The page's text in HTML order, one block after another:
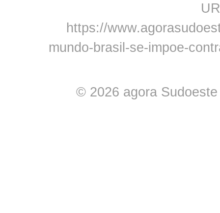
https://
mundo-brasil-se-impoe-
© 2026 agora